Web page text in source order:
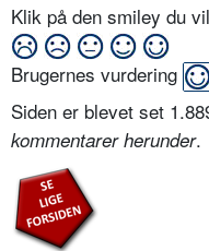
Klik på den smiley du
Brugernes vurdering
Siden er blevet set
kommentarer herunder.